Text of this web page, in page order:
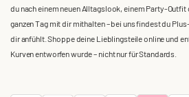
du nach einem neuen Alltagslook, einem Party-
ganzen Tag mit dir mithalten – bei uns findest du
dir anfühlt. Shoppe deine Lieblingsteile online und
Kurven entworfen wurde – nicht nur für Standards.